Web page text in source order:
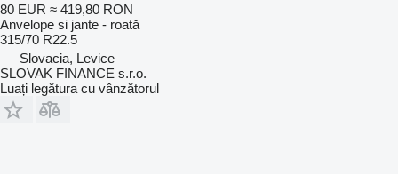
80 EUR ≈ 419,80 RON
Anvelope si jante - roată
315/70 R22.5
Slovacia, Levice
SLOVAK FINANCE s.r.o.
Luați legătura cu vânzătorul